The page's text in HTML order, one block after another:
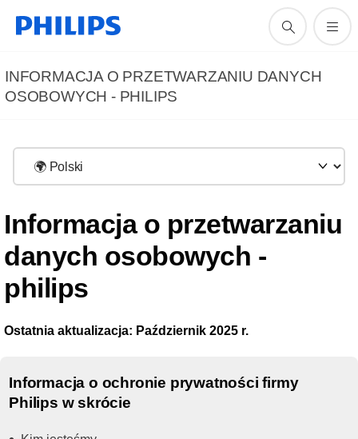
INFORMACJA O PRZETWARZANIU DANYCH
OSOBOWYCH - PHILIPS
Informacja o przetwarzaniu
danych osobowych -
philips
Ostatnia aktualizacja: Październik 2025 r.
Informacja o ochronie prywatności firmy
Philips w skrócie